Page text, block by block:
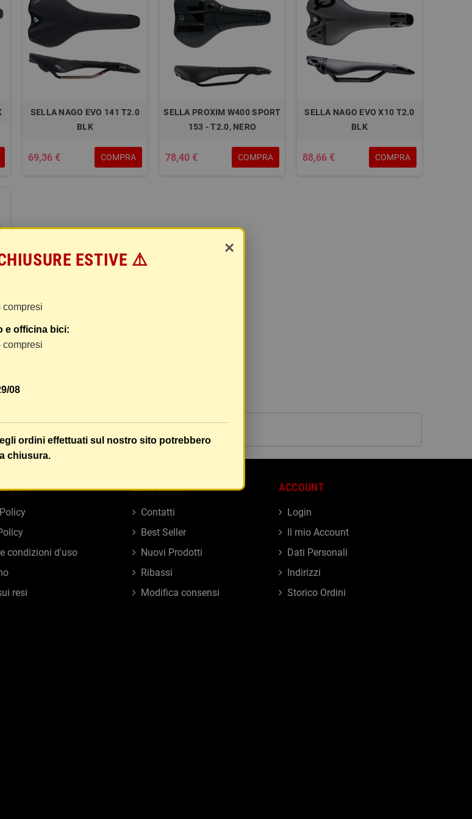
SELLA NAGO EVO 141 T2.0
BLK
69,36 € COMPRA
SELLA PROXIM W400 SPORT
153 - T2.0, NERO
78,40 € COMPRA
SELLA NAGO EVO X10 T2.0
BLK
88,66 € COMPRA
×
ESTIVE ⚠️
compresi
e officina bici:
compresi
08
ordini effettuati sul nostro sito potrebbero
chiusura.
LINK UTILI
Contatti
Best Seller
Nuovi Prodotti
Ribassi
Modifica consensi
ACCOUNT
Login
Il mio Account
Dati Personali
Indirizzi
Storico Ordini
condizioni d'uso
resi